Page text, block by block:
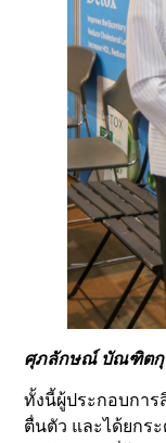
ศุภลักษณ์ บัณฑิตกุล
ทั้งนี้ผู้ประกอบกา
ตื่นตัว และได้ยกร